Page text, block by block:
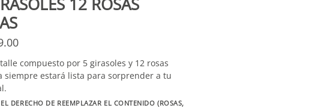
compuesto por 5 girasoles y 12 rosas
siempre estará lista para sorprender a tu
DERECHO DE REEMPLAZAR EL CONTENIDO (ROSAS,